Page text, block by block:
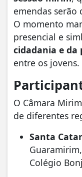
emendas serão
O momento
presencial e
cidadania e da
entre os jovens.
O Câmara
de diferentes
Santa
Colégio